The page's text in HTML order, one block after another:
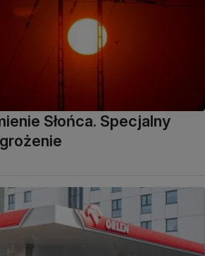
Słońca. Specjalny